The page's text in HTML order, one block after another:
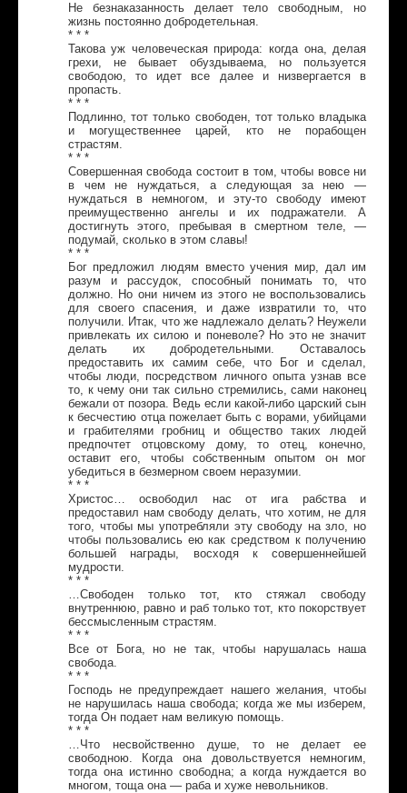
Не безнаказанность делает тело свободным, но
жизнь постоянно добродетельная.
* * *
Такова уж человеческая природа: когда она, делая
грехи, не бывает обуздываема, но пользуется
свободою, то идет все далее и низвергается в
пропасть.
* * *
Подлинно, тот только свободен, тот только владыка
и могущественнее царей, кто не порабощен
страстям.
* * *
Совершенная свобода состоит в том, чтобы вовсе ни
в чем не нуждаться, а следующая за нею —
нуждаться в немногом, и эту-то свободу имеют
преимущественно ангелы и их подражатели. А
достигнуть этого, пребывая в смертном теле, —
подумай, сколько в этом славы!
* * *
Бог предложил людям вместо учения мир, дал им
разум и рассудок, способный понимать то, что
должно. Но они ничем из этого не воспользовались
для своего спасения, и даже извратили то, что
получили. Итак, что же надлежало делать? Неужели
привлекать их силою и поневоле? Но это не значит
делать их добродетельными. Оставалось
предоставить их самим себе, что Бог и сделал,
чтобы люди, посредством личного опыта узнав все
то, к чему они так сильно стремились, сами наконец
бежали от позора. Ведь если какой-либо царский сын
к бесчестию отца пожелает быть с ворами, убийцами
и грабителями гробниц и общество таких людей
предпочтет отцовскому дому, то отец, конечно,
оставит его, чтобы собственным опытом он мог
убедиться в безмерном своем неразумии.
* * *
Христос… освободил нас от ига рабства и
предоставил нам свободу делать, что хотим, не для
того, чтобы мы употребляли эту свободу на зло, но
чтобы пользовались ею как средством к получению
большей награды, восходя к совершеннейшей
мудрости.
* * *
…Свободен только тот, кто стяжал свободу
внутреннюю, равно и раб только тот, кто покорствует
бессмысленным страстям.
* * *
Все от Бога, но не так, чтобы нарушалась наша
свобода.
* * *
Господь не предупреждает нашего желания, чтобы
не нарушилась наша свобода; когда же мы изберем,
тогда Он подает нам великую помощь.
* * *
…Что несвойственно душе, то не делает ее
свободною. Когда она довольствуется немногим,
тогда она истинно свободна; а когда нуждается во
многом, тоща она — раба и хуже невольников.